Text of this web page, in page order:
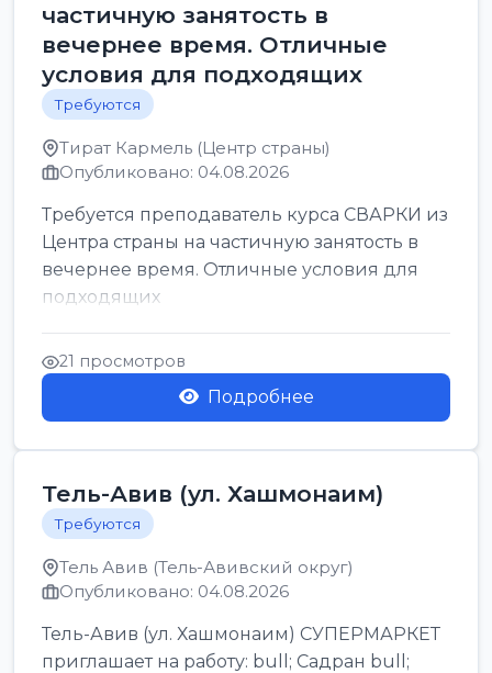
частичную занятость в
вечернее время. Отличные
условия для подходящих
Требуются
Тират Кармель (Центр страны)
Опубликовано: 04.08.2026
Требуется преподаватель курса СВАРКИ из
Центра страны на частичную занятость в
вечернее время. Отличные условия для
подходящих
21 просмотров
Подробнее
Тель-Авив (ул. Хашмонаим)
Требуются
Тель Авив (Тель-Авивский округ)
Опубликовано: 04.08.2026
Тель-Авив (ул. Хашмонаим) СУПЕРМАРКЕТ
приглашает на работу: bull; Садран bull;